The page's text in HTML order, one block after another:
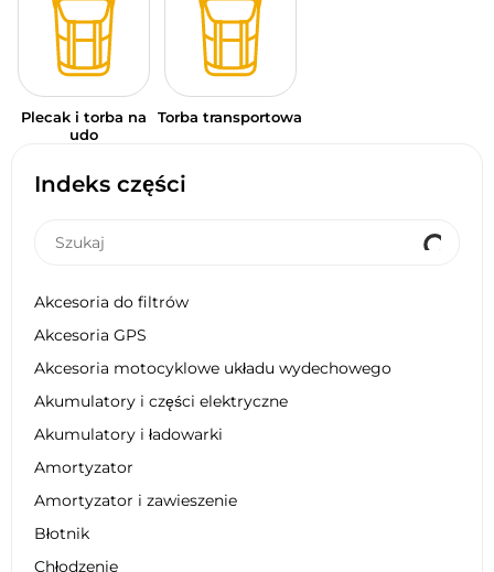
Indeks części
Akcesoria do filtrów
Akcesoria GPS
Akcesoria motocyklowe układu wydechowego
Akumulatory i części elektryczne
Akumulatory i ładowarki
Amortyzator
Amortyzator i zawieszenie
Błotnik
Chłodzenie
Plecak i torba na
udo
Torba transportowa